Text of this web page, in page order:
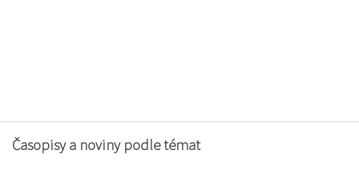
Časopisy a noviny podle témat